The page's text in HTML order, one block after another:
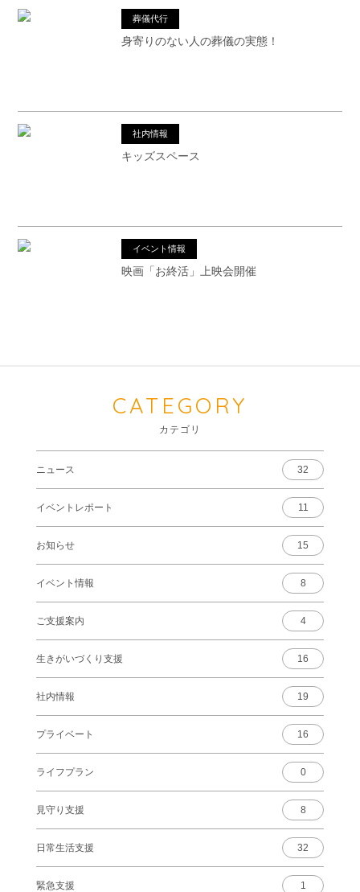
葬儀代行
身寄りのない人の葬儀の実態！
社内情報
キッズスペース
イベント情報
映画「お終活」上映会開催
CATEGORY
カテゴリ
ニュース 32
イベントレポート 11
お知らせ 15
イベント情報 8
ご支援案内 4
生きがいづくり支援 16
社内情報 19
プライベート 16
ライフプラン 0
見守り支援 8
日常生活支援 32
緊急支援 1